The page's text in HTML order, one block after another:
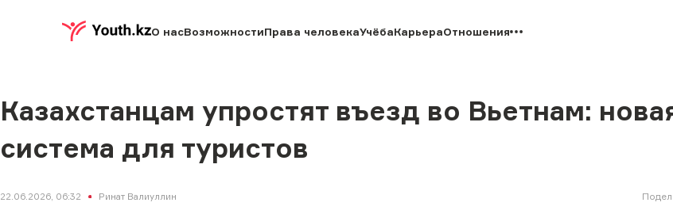
О насВозможностиПрава человекаУчёбаКарьераОтношения
Казахстанцам упростят въезд во Вьетнам:
система для туристов
22.06.2026, 06:32 Ринат Валиуллин